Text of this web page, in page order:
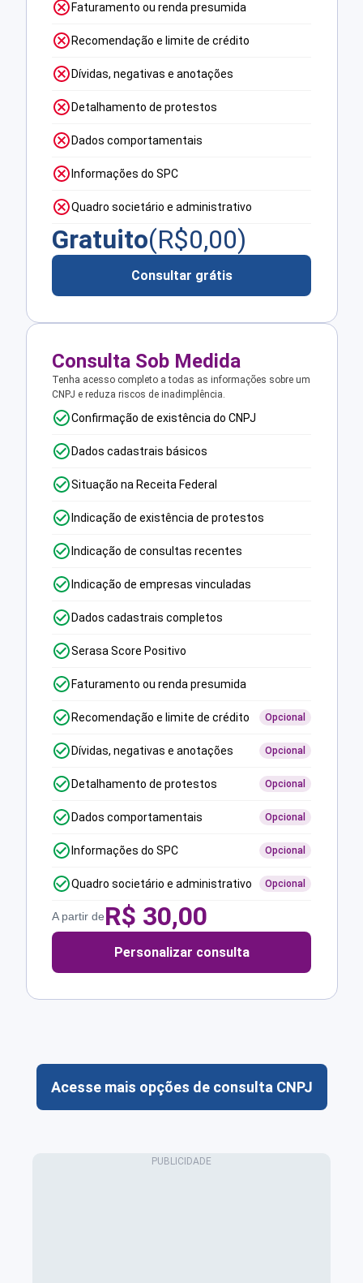
Faturamento ou renda presumida
Recomendação e limite de crédito
Dívidas, negativas e anotações
Detalhamento de protestos
Dados comportamentais
Informações do SPC
Quadro societário e administrativo
Gratuito(R$0,00)
Consultar grátis
Consulta Sob Medida
Tenha acesso completo a todas as informações sobre um
CNPJ e reduza riscos de inadimplência.
Confirmação de existência do CNPJ
Dados cadastrais básicos
Situação na Receita Federal
Indicação de existência de protestos
Indicação de consultas recentes
Indicação de empresas vinculadas
Dados cadastrais completos
Serasa Score Positivo
Faturamento ou renda presumida
Recomendação e limite de crédito Opcional
Dívidas, negativas e anotações Opcional
Detalhamento de protestos Opcional
Dados comportamentais Opcional
Informações do SPC Opcional
Quadro societário e administrativo Opcional
A partir deR$ 30,00
Personalizar consulta
Acesse mais opções de consulta CNPJ